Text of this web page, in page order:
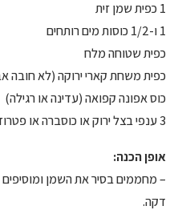
1 כפית שמן זית
1 ו-1/2 כוסות מים רותחים
כפית שטוחה מלח
כפית משחת קארי ירוקה (לא חובה
כוס אפונה קפואה (עדינה או רגילה)
3 ענפי בצל ירוק או כוסברה או פטרוזיליה או עירית
אופן הכנה:
– מחממים בסיר את השמן
דקה.